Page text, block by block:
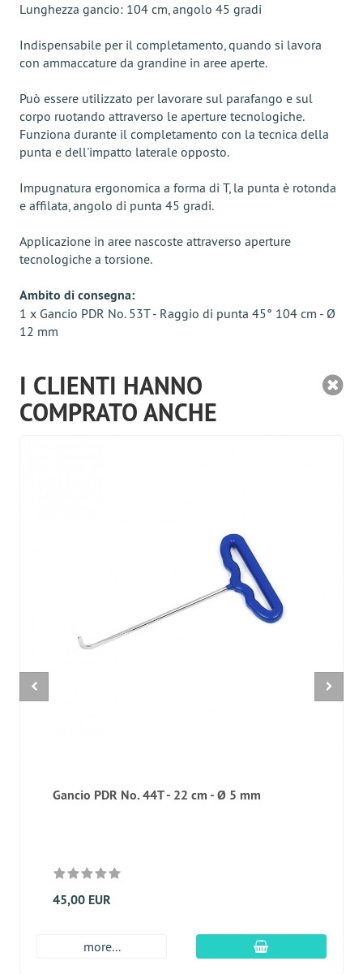
Lunghezza gancio: 104 cm, angolo 45 gradi
Indispensabile per il completamento, quando si lavora
con ammaccature da grandine in aree aperte.
Può essere utilizzato per lavorare sul parafango e sul
corpo ruotando attraverso le aperture tecnologiche.
Funziona durante il completamento con la tecnica della
punta e dell'impatto laterale opposto.
Impugnatura ergonomica a forma di T, la punta è rotonda
e affilata, angolo di punta 45 gradi.
Applicazione in aree nascoste attraverso aperture
tecnologiche a torsione.
Ambito di consegna:
1 x Gancio PDR No. 53T - Raggio di punta 45° 104 cm - Ø
12 mm
I CLIENTI HANNO
COMPRATO ANCHE
Gancio PDR No. 44T - 22 cm - Ø 5 mm
45,00 EUR
more... aggiungi al